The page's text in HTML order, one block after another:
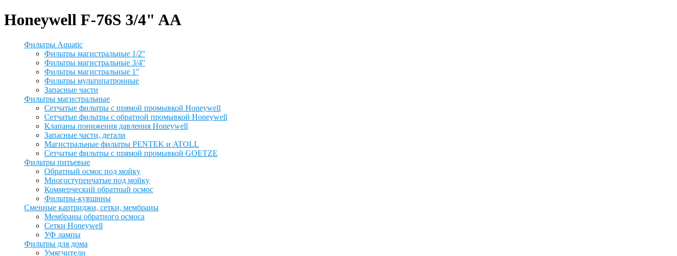
Honeywell F-76S 3/4" AA
Фильтры Aquatic
Фильтры магистральные 1/2''
Фильтры магистральные 3/4''
Фильтры магистральные 1''
Фильтры мультипатронные
Запасные части
Фильтры магистральные
Сетчатые фильтры с прямой промывкой Honeywell
Сетчатые фильтры с обратной промывкой Honeywell
Клапаны понижения давления Honeywell
Запасные части, детали
Магистральные фильтры PENTEK и ATOLL
Сетчатые фильтры с прямой промывкой GOETZE
Фильтры питьевые
Обратный осмос под мойку
Многоступенчатые под мойку
Коммерческий обратный осмос
Фильтры-кувшины
Сменные картриджи, сетки, мембраны
Мембраны обратного осмоса
Сетки Honeywell
УФ лампы
Фильтры для дома
Умягчители